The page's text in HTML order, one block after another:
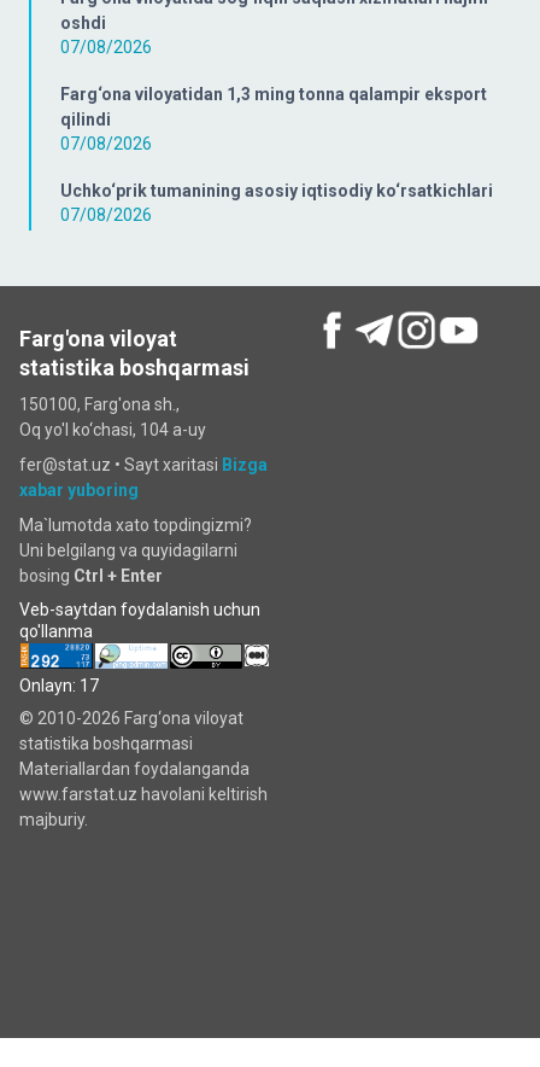
oshdi
07/08/2026
Farg‘ona viloyatidan 1,3 ming tonna qalampir eksport
qilindi
07/08/2026
Uchko‘prik tumanining asosiy iqtisodiy ko‘rsatkichlari
07/08/2026
Farg'ona viloyat
statistika boshqarmasi
150100, Farg'ona sh.,
Oq yo'l ko‘chаsi, 104 a-uy
fer@stat.uz • Sayt xaritasi Bizga
xabar yuboring
Ma`lumotda xato topdingizmi?
Uni belgilang va quyidagilarni
bosing Ctrl + Enter
Veb-saytdan foydalanish uchun
qo'llanma
Onlayn: 17
© 2010-2026 Farg‘ona viloyat
statistika boshqarmasi
Materiallardan foydalanganda
www.farstat.uz havolani keltirish
majburiy.